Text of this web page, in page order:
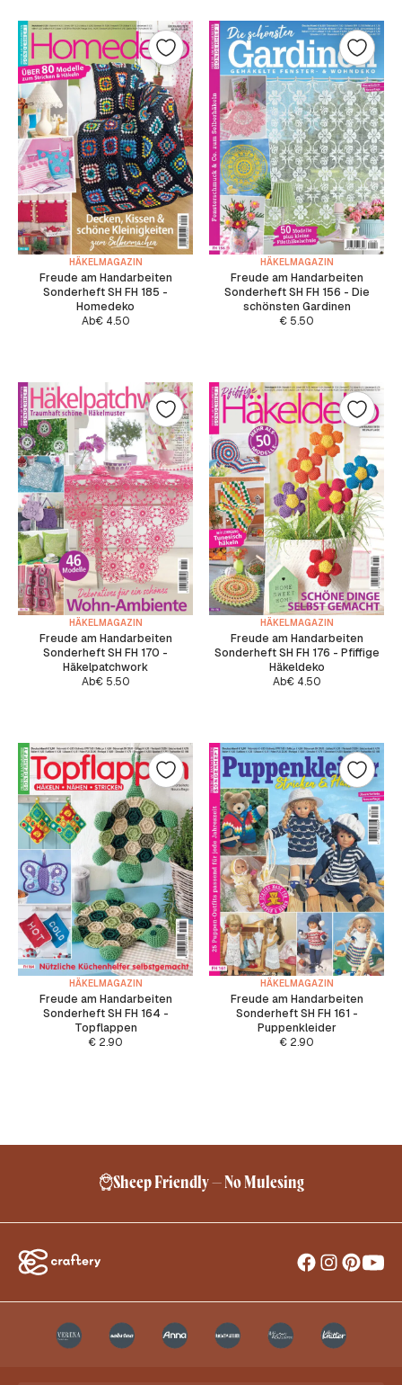
HÄKELMAGAZIN
Freude am Handarbeiten
Sonderheft SH FH 185 -
Homedeko
Ab€4.50
HÄKELMAGAZIN
Freude am Handarbeiten
Sonderheft SH FH 156 - Die
schönsten Gardinen
€ 5.50
HÄKELMAGAZIN
Freude am Handarbeiten
Sonderheft SH FH 170 -
Häkelpatchwork
Ab€5.50
HÄKELMAGAZIN
Freude am Handarbeiten
Sonderheft SH FH 176 - Pfiffige
Häkeldeko
Ab€4.50
HÄKELMAGAZIN
Freude am Handarbeiten
Sonderheft SH FH 164 -
Topflappen
€ 2.90
HÄKELMAGAZIN
Freude am Handarbeiten
Sonderheft SH FH 161 -
Puppenkleider
€ 2.90
Sheep Friendly – No Mulesing